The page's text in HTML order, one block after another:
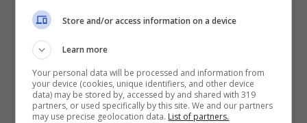
Ecclestone afferma che non può annullare
la gara. Eventualmente questa possibilità
Store and/or access information on a device
Learn more
Your personal data will be processed and information from
your device (cookies, unique identifiers, and other device
data) may be stored by, accessed by and shared with 319
partners, or used specifically by this site. We and our partners
may use precise geolocation data. List of partners.